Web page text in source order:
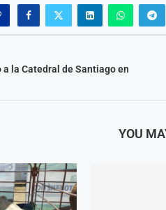
la Catedral de Santiago en
YOU